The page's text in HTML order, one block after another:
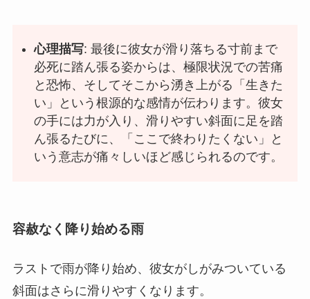
心理描写: 最後に彼女が滑り落ちる寸前まで
必死に踏ん張る姿からは、極限状況での苦痛
と恐怖、そしてそこから湧き上がる「生きた
い」という根源的な感情が伝わります。彼女
の手には力が入り、滑りやすい斜面に足を踏
ん張るたびに、「ここで終わりたくない」と
いう意志が痛々しいほど感じられるのです。
容赦なく降り始める雨
ラストで雨が降り始め、彼女がしがみついている
斜面はさらに滑りやすくなります。